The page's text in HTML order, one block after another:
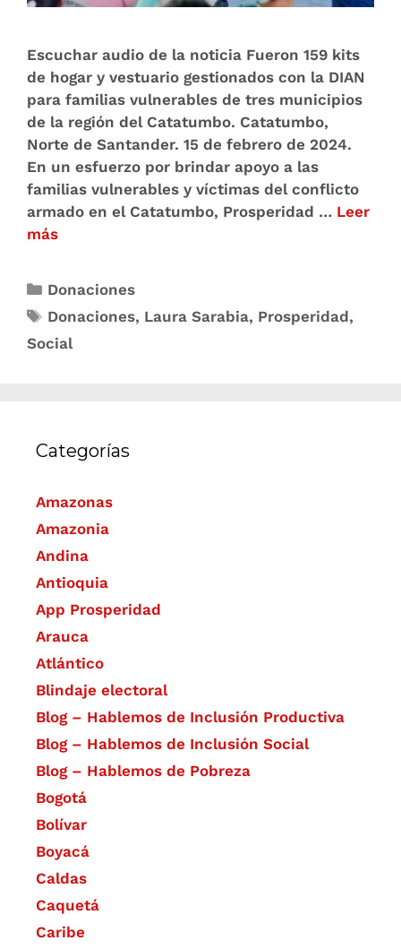
Escuchar audio de la noticia Fueron 159 kits
de hogar y vestuario gestionados con la DIAN
para familias vulnerables de tres municipios
de la región del Catatumbo. Catatumbo,
Norte de Santander. 15 de febrero de 2024.
En un esfuerzo por brindar apoyo a las
familias vulnerables y víctimas del conflicto
armado en el Catatumbo, Prosperidad … Leer
más
Donaciones
Donaciones, Laura Sarabia, Prosperidad,
Social
Categorías
Amazonas
Amazonia
Andina
Antioquia
App Prosperidad
Arauca
Atlántico
Blindaje electoral
Blog – Hablemos de Inclusión Productiva
Blog – Hablemos de Inclusión Social
Blog – Hablemos de Pobreza
Bogotá
Bolívar
Boyacá
Caldas
Caquetá
Caribe